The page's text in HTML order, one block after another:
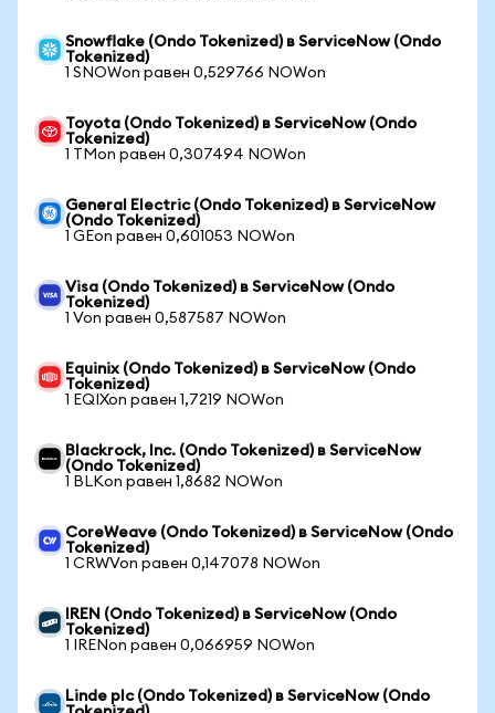
Snowflake (Ondo Tokenized) в ServiceNow (Ondo
Tokenized)
1 SNOWon равен 0,529766 NOWon
Toyota (Ondo Tokenized) в ServiceNow (Ondo
Tokenized)
1 TMon равен 0,307494 NOWon
General Electric (Ondo Tokenized) в ServiceNow
(Ondo Tokenized)
1 GEon равен 0,601053 NOWon
Visa (Ondo Tokenized) в ServiceNow (Ondo
Tokenized)
1 Von равен 0,587587 NOWon
Equinix (Ondo Tokenized) в ServiceNow (Ondo
Tokenized)
1 EQIXon равен 1,7219 NOWon
Blackrock, Inc. (Ondo Tokenized) в ServiceNow
(Ondo Tokenized)
1 BLKon равен 1,8682 NOWon
CoreWeave (Ondo Tokenized) в ServiceNow (Ondo
Tokenized)
1 CRWVon равен 0,147078 NOWon
IREN (Ondo Tokenized) в ServiceNow (Ondo
Tokenized)
1 IRENon равен 0,066959 NOWon
Linde plc (Ondo Tokenized) в ServiceNow (Ondo